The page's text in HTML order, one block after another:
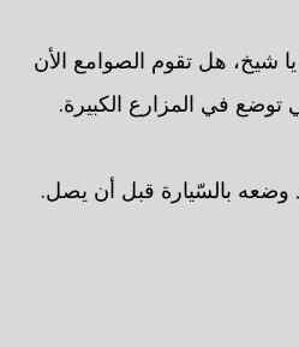
شيخ، هل تقوم الصوامع الأن
توضع في المزارع الكبيرة.
وضعه بالسّيارة قبل أن يصل.